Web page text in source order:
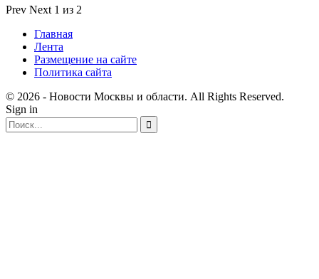
Prev Next 1 из 2
Главная
Лента
Размещение на сайте
Политика сайта
© 2026 - Новости Москвы и области. All Rights Reserved.
Sign in